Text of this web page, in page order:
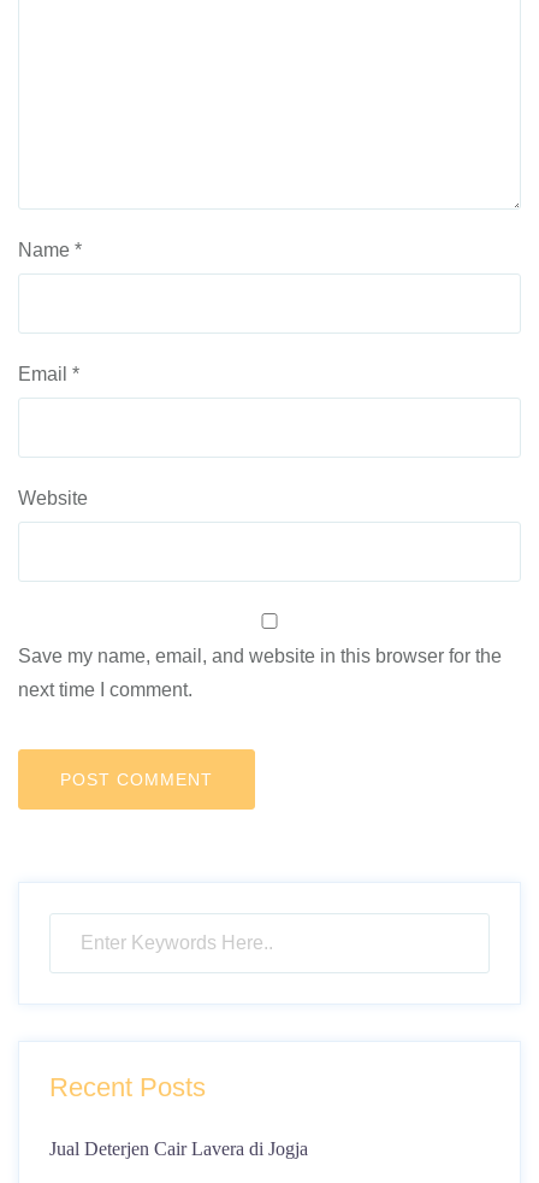
Name *
Email *
Website
Save my name, email, and website in this browser for the
next time I comment.
Recent Posts
Jual Deterjen Cair Lavera di Jogja